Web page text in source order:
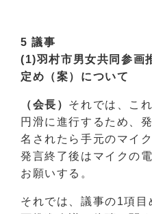
5 議事
(1)羽村市男女共同参画
定め（案）について
（会長） それでは、こ
円滑に進行するため、
名されたら手元のマイ
発言終了後はマイクの
お願いする。
それでは、議事の1項